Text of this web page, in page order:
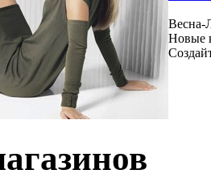
Весна-
Новые